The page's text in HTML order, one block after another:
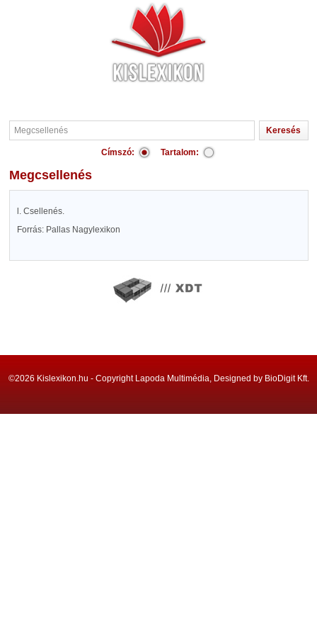
Címszó: Tartalom:
Megcsellenés
l. Csellenés.
Forrás: Pallas Nagylexikon
©2026 Kislexikon.hu - Copyright Lapoda Multimédia, Designed by BioDigit Kft.